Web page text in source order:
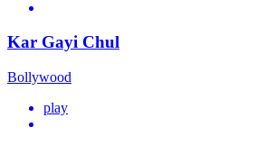
Kar Gayi Chul
Bollywood
play